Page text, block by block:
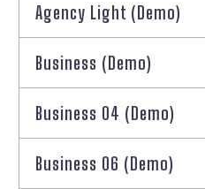
Agency Light (Demo)
Business (Demo)
Business 04 (Demo)
Business 06 (Demo)